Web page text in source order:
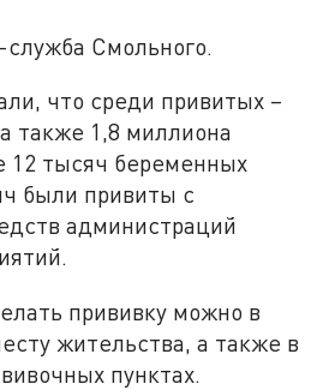
Смольного.
что среди привитых –
также 1,8 миллиона
12 тысяч беременных
были привиты с
администраций
прививку можно в
жительства, а также в
пунктах.